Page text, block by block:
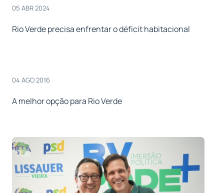
05 ABR 2024
Rio Verde precisa enfrentar o déficit habitacional
04 AGO 2016
A melhor opção para Rio Verde